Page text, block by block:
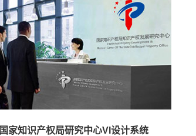
国家知识产权局研究中心VI设计系统